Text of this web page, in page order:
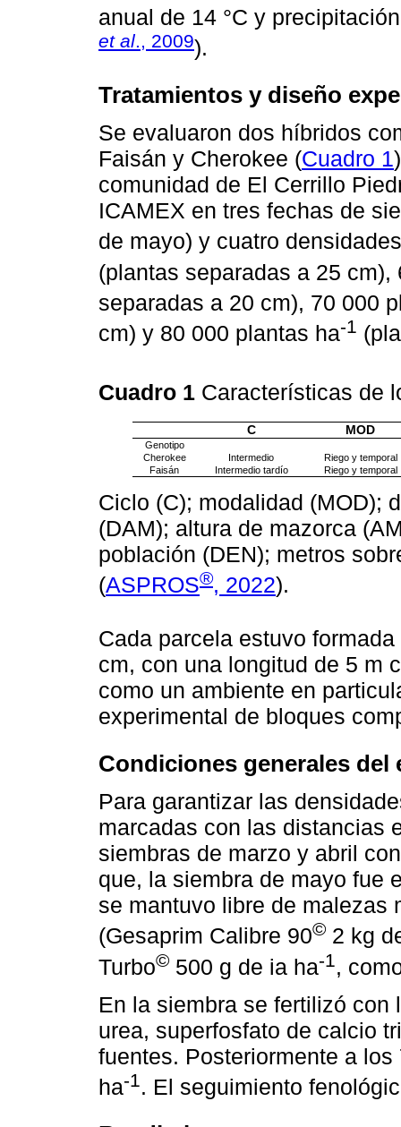
anual de 14 °C y
et al., 2009).
Tratamientos y diseño
Se evaluaron dos híbridos
Faisán y Cherokee (Cuadro 1
comunidad de El Cerrillo
ICAMEX en tres fechas de
de mayo) y cuatro
(plantas separadas a 25 cm),
separadas a 20 cm), 70 000
cm) y 80 000 plantas ha-1
Cuadro 1 Características de
C MOD
Genotipo
Cherokee
Intermedio
Riego y temporal
Faisán
Intermedio tardío Riego y temporal
Ciclo (C); modalidad (MOD);
(DAM); altura de mazorca
población (DEN); metros
(ASPROS®, 2022).
Cada parcela estuvo
cm, con una longitud de 5 m
como un ambiente en
experimental de bloques
Condiciones generales del
Para garantizar las
marcadas con las distancias
siembras de marzo y abril
que, la siembra de mayo fue
se mantuvo libre de malezas
(Gesaprim Calibre 90© 2 kg
Turbo© 500 g de ia ha-1,
En la siembra se fertilizó con
urea, superfosfato de calcio
fuentes. Posteriormente a
ha-1. El seguimiento